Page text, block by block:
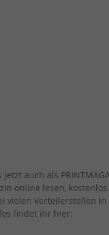
auch als
online lesen,
vielen Verteilerstellen in
findet ihr hier: